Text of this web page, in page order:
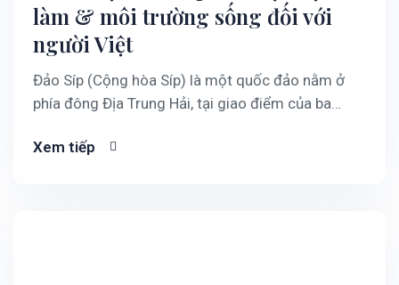
làm & môi trường sống đối với
người Việt
Đảo Síp (Cộng hòa Síp) là một quốc đảo nằm ở
phía đông Địa Trung Hải, tại giao điểm của ba
10.000 km² với dân số hơn 1,1 triệu người. Kinh tế
Xem tiếp